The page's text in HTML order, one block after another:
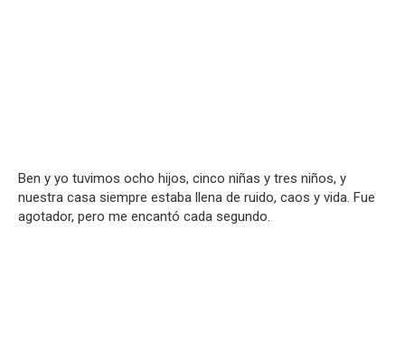
Ben y yo tuvimos ocho hijos, cinco niñas y tres niños, y
nuestra casa siempre estaba llena de ruido, caos y vida. Fue
agotador, pero me encantó cada segundo.